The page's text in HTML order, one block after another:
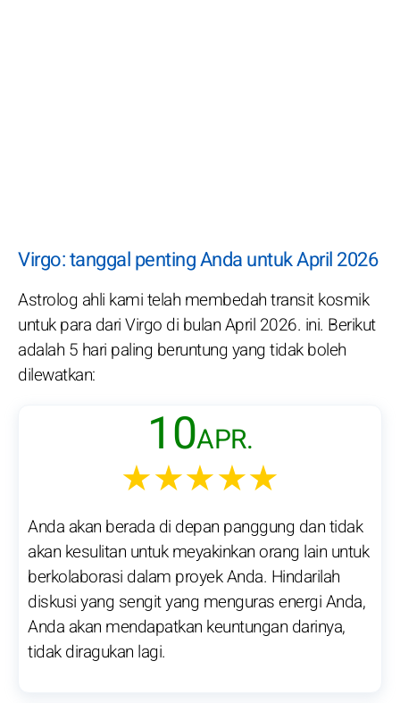
Virgo: tanggal penting Anda untuk April 2026
Astrolog ahli kami telah membedah transit kosmik
untuk para dari Virgo di bulan April 2026. ini. Berikut
adalah 5 hari paling beruntung yang tidak boleh
dilewatkan:
10APR.
★★★★★
Anda akan berada di depan panggung dan tidak
akan kesulitan untuk meyakinkan orang lain untuk
berkolaborasi dalam proyek Anda. Hindarilah
diskusi yang sengit yang menguras energi Anda,
Anda akan mendapatkan keuntungan darinya,
tidak diragukan lagi.